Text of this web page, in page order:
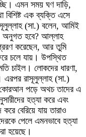
এমন সময় ঘণ দাড়ি,
বিশিষ্ট এক ব্যক্তি এসে
(সা.) বলেন, আমিই
অনুগত হবে? আল্লাহ
করেছেন, আর তুমি
চলে যায়। উপস্থিত
চাইল। লোকদের ধারণা,
এরপর রাসূলুল্লাহ (সা.)
কোরআন পড়ে অথচ তাদের এ
হত্যা করে এবং
বেরিয়ে যায় তারাও
পেলে এমনভাবে হত্যা
হয়েছে।